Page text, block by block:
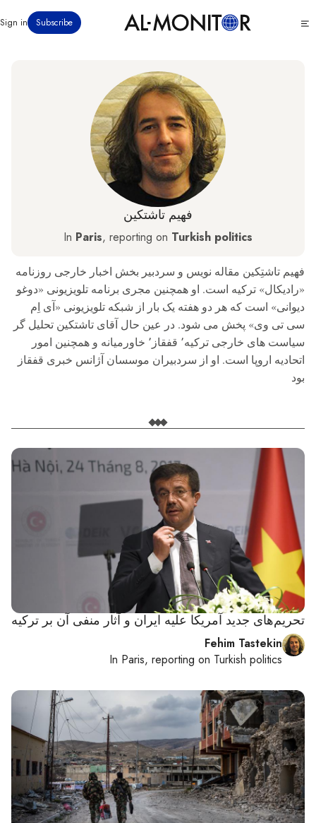
به
Subscribe
Sign in
فهیم تاشتکین
In Paris, reporting on Turkish politics
فهیم تاشتِکین مقاله‌ نویس و سردبیر بخش اخبار خارجی روزنامه
«رادیکال» ترکیه است. او همچنین مجری برنامه تلویزیونی «دوغو
دیوانی» است که هر دو هفته یک بار از شبکه تلویزیونی «آی‌ اِم
سی تی وی» پخش می‌ شود. در عین حال آقای تاشتکین تحلیل گر
سیاست های خارجی ترکیه٬ قفقاز٬ خاورمیانه و همچنین امور
اتحادیه اروپا است. او از سردبیران موسسان آژانس خبری قفقاز
بود
تحریم‌های جدید آمریکا علیه ایران و آثار منفی آن بر ترکیه
Fehim Tastekin
In Paris, reporting on Turkish politics